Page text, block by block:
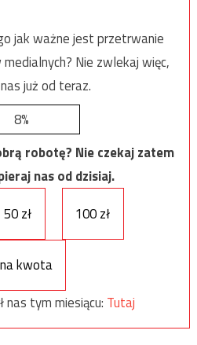
jak ważne jest przetrwanie
Nie zwlekaj więc,
już od teraz.
8%
robotę? Nie czekaj zatem
nas od dzisiaj.
50 zł 100 zł
kwota
nas tym miesiącu: Tutaj